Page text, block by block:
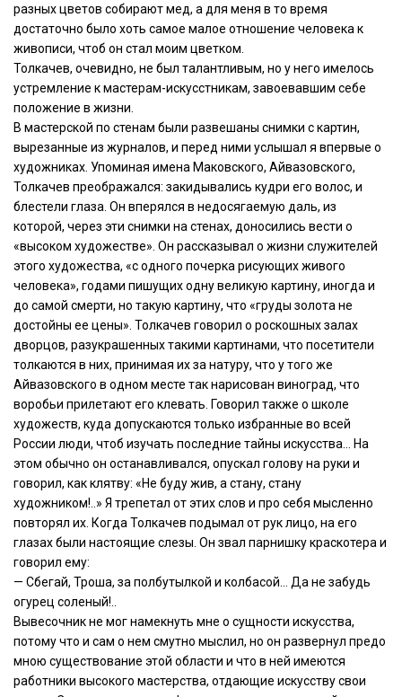
разных цветов собирают мед, а для меня в то время
достаточно было хоть самое малое отношение человека к
живописи, чтоб он стал моим цветком.
Толкачев, очевидно, не был талантливым, но у него имелось
устремление к мастерам-искусстникам, завоевавшим себе
положение в жизни.
В мастерской по стенам были развешаны снимки с картин,
вырезанные из журналов, и перед ними услышал я впервые о
художниках. Упоминая имена Маковского, Айвазовского,
Толкачев преображался: закидывались кудри его волос, и
блестели глаза. Он вперялся в недосягаемую даль, из
которой, через эти снимки на стенах, доносились вести о
«высоком художестве». Он рассказывал о жизни служителей
этого художества, «с одного почерка рисующих живого
человека», годами пишущих одну великую картину, иногда и
до самой смерти, но такую картину, что «груды золота не
достойны ее цены». Толкачев говорил о роскошных залах
дворцов, разукрашенных такими картинами, что посетители
толкаются в них, принимая их за натуру, что у того же
Айвазовского в одном месте так нарисован виноград, что
воробьи прилетают его клевать. Говорил также о школе
художеств, куда допускаются только избранные во всей
России люди, чтоб изучать последние тайны искусства… На
этом обычно он останавливался, опускал голову на руки и
говорил, как клятву: «Не буду жив, а стану, стану
художником!..» Я трепетал от этих слов и про себя мысленно
повторял их. Когда Толкачев подымал от рук лицо, на его
глазах были настоящие слезы. Он звал парнишку краскотера и
говорил ему:
— Сбегай, Троша, за полбутылкой и колбасой… Да не забудь
огурец соленый!..
Вывесочник не мог намекнуть мне о сущности искусства,
потому что и сам о нем смутно мыслил, но он развернул предо
мною существование этой области и что в ней имеются
работники высокого мастерства, отдающие искусству свои